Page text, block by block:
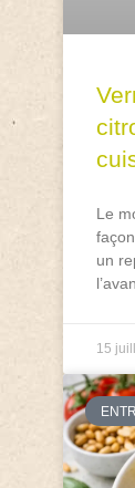
Le
un
15